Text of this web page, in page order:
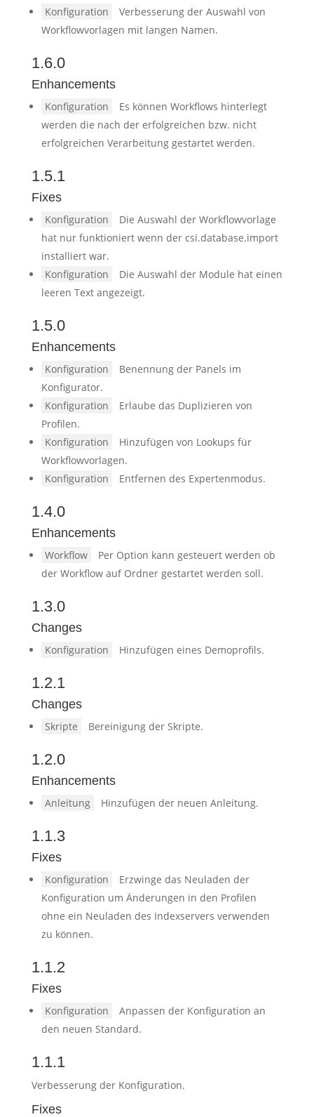
Konfiguration
Verbesserung der Auswahl von
Workflowvorlagen mit langen Namen.
1.6.0
Enhancements
Konfiguration
Es können Workflows hinterlegt
werden die nach der erfolgreichen bzw. nicht
erfolgreichen Verarbeitung gestartet werden.
1.5.1
Fixes
Konfiguration
Die Auswahl der Workflowvorlage
hat nur funktioniert wenn der csi.database.import
installiert war.
Konfiguration
Die Auswahl der Module hat einen
leeren Text angezeigt.
1.5.0
Enhancements
Konfiguration
Benennung der Panels im
Konfigurator.
Konfiguration
Erlaube das Duplizieren von
Profilen.
Konfiguration
Hinzufügen von Lookups für
Workflowvorlagen.
Konfiguration
Entfernen des Expertenmodus.
1.4.0
Enhancements
Workflow
Per Option kann gesteuert werden ob
der Workflow auf Ordner gestartet werden soll.
1.3.0
Changes
Konfiguration Hinzufügen eines Demoprofils.
1.2.1
Changes
Skripte Bereinigung der Skripte.
1.2.0
Enhancements
Anleitung Hinzufügen der neuen Anleitung.
1.1.3
Fixes
Konfiguration
Erzwinge das Neuladen der
Konfiguration um Änderungen in den Profilen
ohne ein Neuladen des Indexservers verwenden
zu können.
1.1.2
Fixes
Konfiguration
Anpassen der Konfiguration an
den neuen Standard.
1.1.1
Verbesserung der Konfiguration.
Fixes